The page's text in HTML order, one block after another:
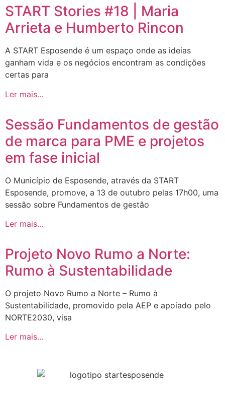
START Stories #18 | Maria
Arrieta e Humberto Rincon
A START Esposende é um espaço onde as ideias
ganham vida e os negócios encontram as condições
certas para
Ler mais...
Sessão Fundamentos de gestão
de marca para PME e projetos
em fase inicial
O Município de Esposende, através da START
Esposende, promove, a 13 de outubro pelas 17h00, uma
sessão sobre Fundamentos de gestão
Ler mais...
Projeto Novo Rumo a Norte:
Rumo à Sustentabilidade
O projeto Novo Rumo a Norte – Rumo à
Sustentabilidade, promovido pela AEP e apoiado pelo
NORTE2030, visa
Ler mais...